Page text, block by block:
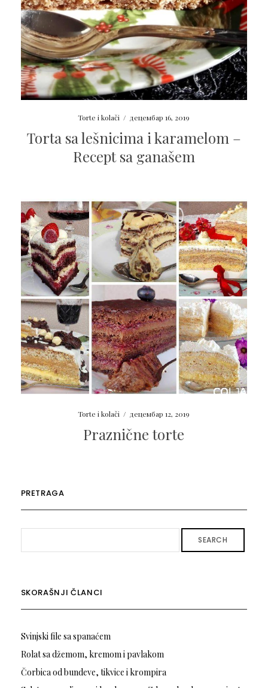
Torte i kolači / децембар 16, 2019
Torta sa lešnicima i karamelom –
Recept sa ganašem
Torte i kolači / децембар 12, 2019
Praznične torte
PRETRAGA
SEARCH
SKORAŠNJI ČLANCI
Svinjski file sa spanaćem
Rolat sa džemom, kremom i pavlakom
Čorbica od bundeve, tikvice i krompira